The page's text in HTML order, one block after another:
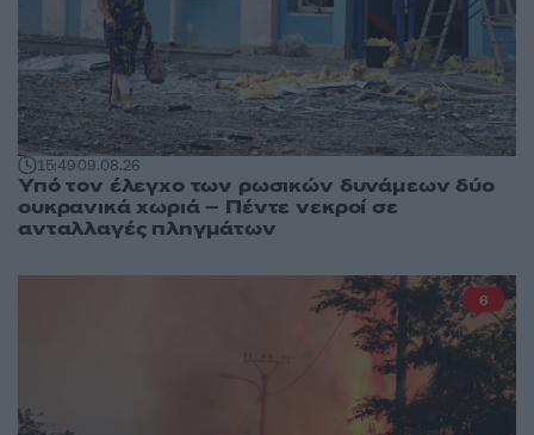
15:4909.08.26
Υπό τον έλεγχο των ρωσικών δυνάμεων δύο
ουκρανικά χωριά – Πέντε νεκροί σε
ανταλλαγές πληγμάτων
6